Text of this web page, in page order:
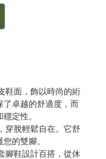
鞋面，飾以時尚的絎
了卓越的舒適度，而
定性。
穿脫輕鬆自在。它舒
的雙腳。
腳鞋設計百搭，從休